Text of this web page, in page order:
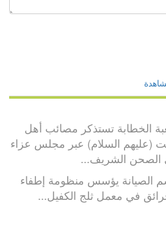
الخطابة تستذكر مصائب أهل
(عليهم السلام) عبر مجلس عزاء
الصحن الشريف...
الصيانة يؤسس منظومة إطفاء
في معمل ثلج الكفيل...